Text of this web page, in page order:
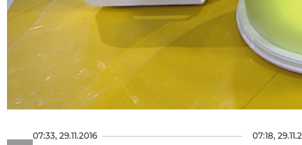
07:33, 29.11.2016 07:18,